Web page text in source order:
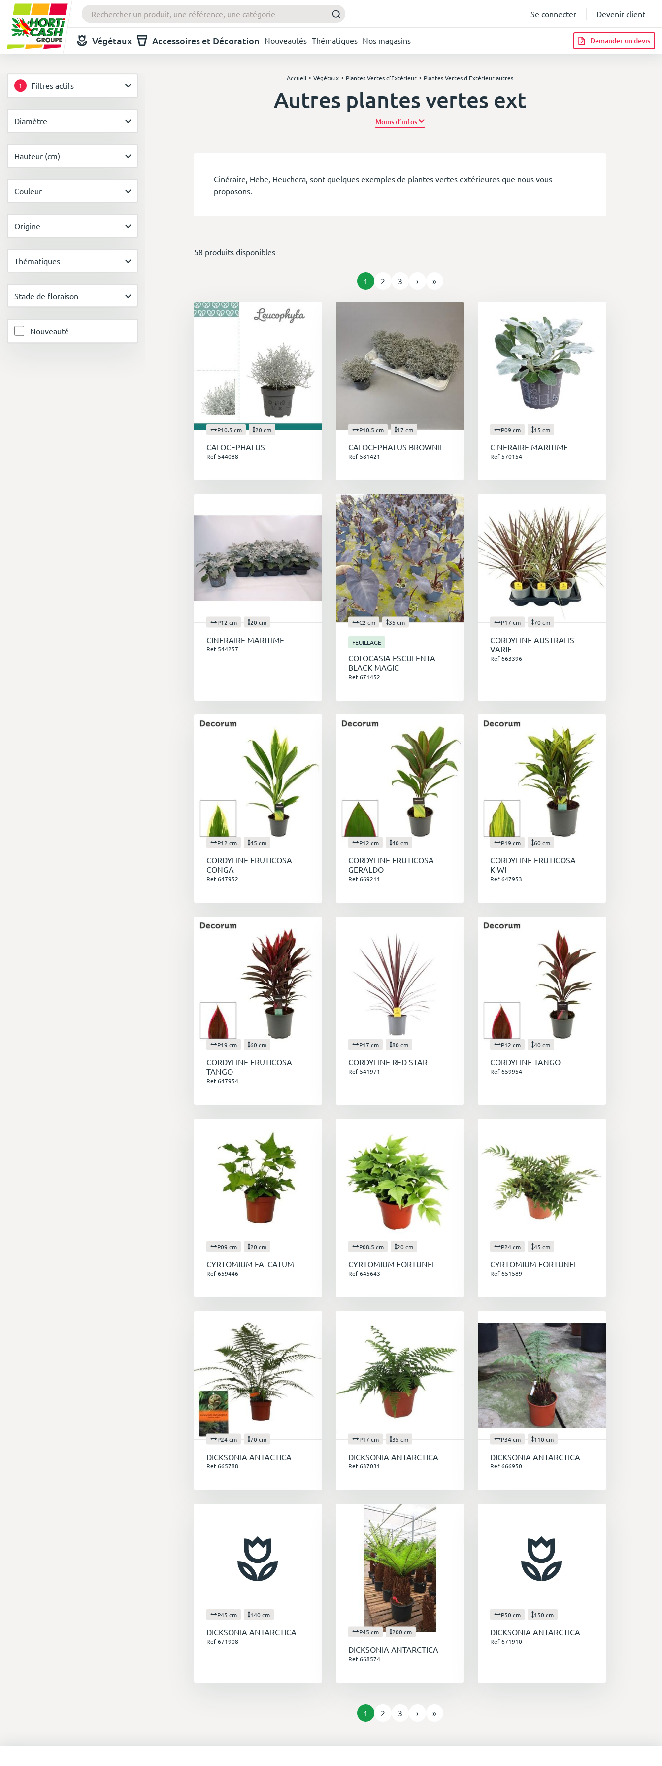
Se connecter Devenir client
Végétaux Accessoires et Décoration Nouveautés Thématiques Nos magasins Demander un devis
1 Filtres actifs
Diamètre
Hauteur (cm)
Couleur
Origine
Thématiques
Stade de floraison
Nouveauté
Accueil Végétaux Plantes Vertes d'Extérieur Plantes Vertes d'Extérieur autres
Autres plantes vertes ext
Plus d’infos
Cinéraire, Hebe, Heuchera, sont quelques exemples de plantes vertes extérieures que nous vous
proposons.
58 produits disponibles
1 2 3 › »
P10.5 cm 20 cm
CALOCEPHALUS
Ref 544088
P10.5 cm 17 cm
CALOCEPHALUS BROWNII
Ref 581421
P09 cm 15 cm
CINERAIRE MARITIME
Ref 570154
P12 cm 20 cm
CINERAIRE MARITIME
Ref 544257
C2 cm 35 cm
FEUILLAGE
COLOCASIA ESCULENTA
BLACK MAGIC
Ref 671452
P17 cm 70 cm
CORDYLINE AUSTRALIS
VARIE
Ref 663396
P12 cm 45 cm
CORDYLINE FRUTICOSA
CONGA
Ref 647952
P12 cm 40 cm
CORDYLINE FRUTICOSA
GERALDO
Ref 669211
P19 cm 60 cm
CORDYLINE FRUTICOSA
KIWI
Ref 647953
P19 cm 60 cm
CORDYLINE FRUTICOSA
TANGO
Ref 647954
P17 cm 80 cm
CORDYLINE RED STAR
Ref 541971
P12 cm 40 cm
CORDYLINE TANGO
Ref 659954
P09 cm 20 cm
CYRTOMIUM FALCATUM
Ref 659446
P08.5 cm 20 cm
CYRTOMIUM FORTUNEI
Ref 645643
P24 cm 45 cm
CYRTOMIUM FORTUNEI
Ref 651589
P24 cm 70 cm
DICKSONIA ANTACTICA
Ref 665788
P17 cm 35 cm
DICKSONIA ANTARCTICA
Ref 637031
P34 cm 110 cm
DICKSONIA ANTARCTICA
Ref 666950
P45 cm 140 cm
DICKSONIA ANTARCTICA
Ref 671908
P45 cm 200 cm
DICKSONIA ANTARCTICA
Ref 668574
P50 cm 150 cm
DICKSONIA ANTARCTICA
Ref 671910
1 2 3 › »